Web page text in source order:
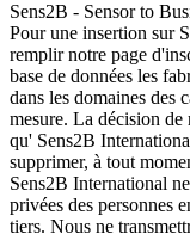
Sens2B - Sensor to
Pour une insertion sur
remplir notre page
base de données les
dans les domaines des
mesure. La décision
qu' Sens2B
supprimer, à tout
Sens2B International
privées des personnes
tiers. Nous ne